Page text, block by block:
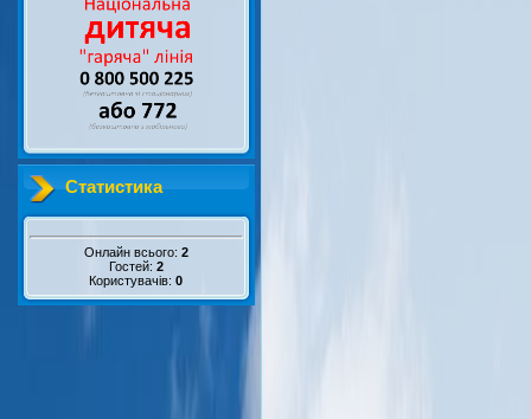
Статистика
Онлайн всього: 2
Гостей: 2
Користувачів:0